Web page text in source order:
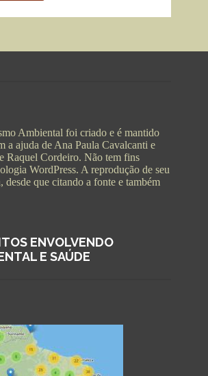
Ambiental foi criado e é mantido
a ajuda de Ana Paula Cavalcanti e
Raquel Cordeiro. Não tem fins
WordPress. A reprodução de seu
desde que citando a fonte e também
ENVOLVENDO
E SAÚDE